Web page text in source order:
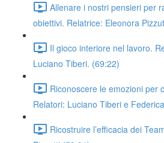
Allenare i nostri pensieri per
obiettivi. Relatrice: Eleonora
Il gioco interiore nel lavoro.
Luciano Tiberi. (69:22)
Riconoscere le emozioni per
Relatori: Luciano Tiberi e
Ricostruire l’efficacia dei